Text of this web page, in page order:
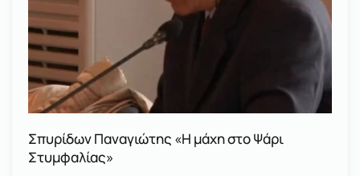
Σπυρίδων Παναγιώτης «Η μάχη στο Ψάρι
Στυμφαλίας»